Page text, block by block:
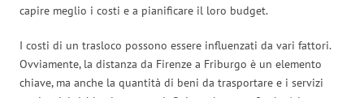
capire meglio i costi e a pianificare il loro budget.
I costi di un trasloco possono essere influenzati da vari fattori.
Ovviamente, la distanza da Firenze a Friburgo è un elemento
chiave, ma anche la quantità di beni da trasportare e i servizi